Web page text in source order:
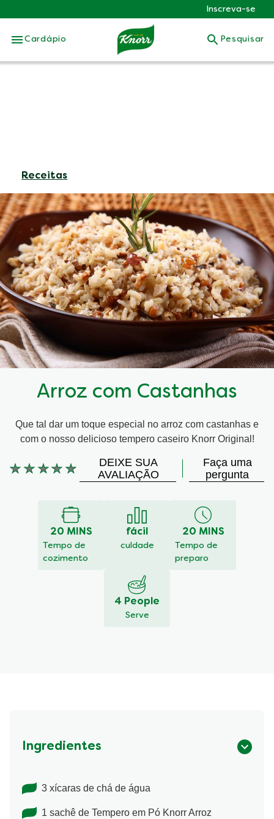
Skip to:
Inscreva-se
Cardápio Pesquisar
Receitas
Arroz com Castanhas
Que tal dar um toque especial no arroz com castanhas e
com o nosso delicioso tempero caseiro Knorr Original!
Nenhuma
DEIXE SUA
AVALIAÇÃO
Faça uma
pergunta
20 MINS
Tempo de
cozimento
fácil
culdade
20 MINS
Tempo de
preparo
4 People
Serve
Ingredientes
3 xícaras de chá de água
1 sachê de Tempero em Pó Knorr Arroz